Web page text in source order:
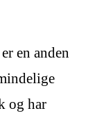
en anden
og har